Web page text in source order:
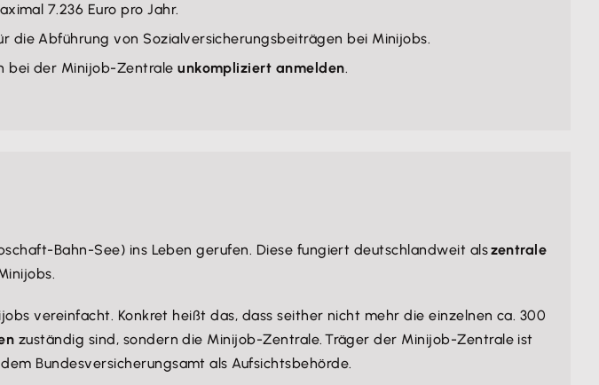
7.236 Euro pro Jahr.
die Abführung von Sozialversicherungsbeiträgen bei Minijobs.
bei der Minijob-Zentraleunkompliziert anmelden.
Bahn-See) ins Leben gerufen. Diese fungiert deutschlandweit alszentrale
vereinfacht. Konkret heißt das, dass seither nicht mehr die einzelnen ca. 300
zuständig sind, sondern die Minijob-Zentrale. Träger der Minijob-Zentrale ist
Bundesversicherungsamt als Aufsichtsbehörde.